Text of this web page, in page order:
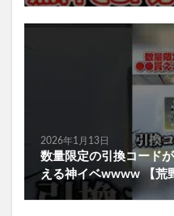
2026年1月13日
数量限定の引換コード
える神イベwwww 【荒